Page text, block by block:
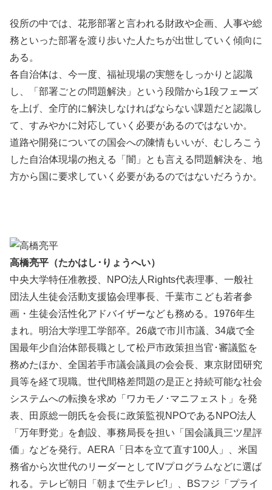
役所の中では、花形部署と言われる財政や企画、人事や総
務といった部署を渡り歩いた人たちが出世していく傾向に
ある。
各自治体は、今一度、福祉現場の実態をしっかりと認識
し、「部署ごとの問題解決」という段階から1段フェーズ
を上げ、全庁的に解決しなければならない課題だと認識し
て、すみやかに対応していく必要があるのではないか。
道路や開発についての国会への陳情もいいが、むしろこう
した自治体現場の抱える「闇」とも言える問題解決を、地
方から国に要求していく必要があるのではないだろうか。
高橋亮平（たかはし･りょうへい）
中央大学特任准教授、NPO法人Rights代表理事、一般社
団法人生徒会活動支援協会理事長、千葉市こども若者参
画・生徒会活性化アドバイザーなども務める。1976年生
まれ。明治大学理工学部卒。26歳で市川市議、34歳で全
国最年少自治体部長職として松戸市政策担当官･審議監を
務めたほか、全国若手市議会議員の会会長、東京財団研究
員等を経て現職。世代間格差問題の是正と持続可能な社会
システムへの転換を求め「ワカモノ･マニフェスト」を発
表、田原総一朗氏を会長に政策監視NPOであるNPO法人
「万年野党」を創設、事務局長を担い「国会議員三ツ星評
価」などを発行。AERA「日本を立て直す100人」、米国
務省から次世代のリーダーとしてIVプログラムなどに選ば
れる。テレビ朝日「朝まで生テレビ!」、BSフジ「プライ